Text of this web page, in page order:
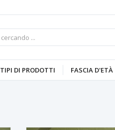
TIPI DI PRODOTTI FASCIA D'ETÀ